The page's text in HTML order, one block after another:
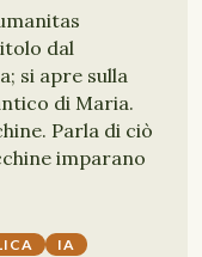
dal
si apre sulla
di Maria.
Parla di ciò
imparano
IA